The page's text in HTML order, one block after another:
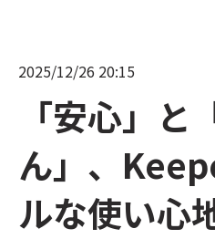
2025/12/26 20:15
「安心」と
ん」、
ルな使い心